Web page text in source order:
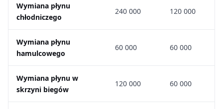
Wymiana płynu
chłodniczego
240 000 120 000
Wymiana płynu
hamulcowego
60 000 60 000
Wymiana płynu w
skrzyni biegów
120 000 60 000